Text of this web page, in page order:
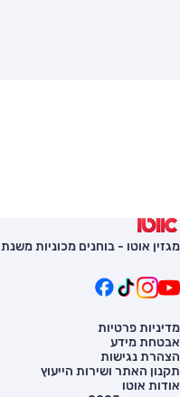
מגזין אוטו - בוחנים מכוניות משנת 1986
מדיניות פרטיות
אבטחת מידע
הצהרת נגישות
תקנון האתר ושירות הייעוץ
אודות אוטו